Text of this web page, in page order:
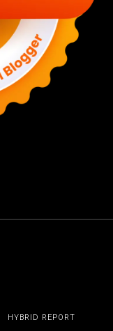
HYBRID REPORT